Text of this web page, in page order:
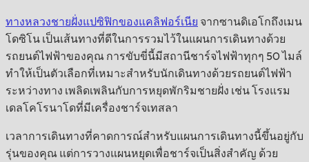
ทางหลวงชายฝั่งแปซิฟิกของแคลิฟอร์เนีย จากซานดิเอโกถึงเมน
โดซิโน เป็นเส้นทางที่ดีในการรวมไว้ในแผนการเดินทางด้วย
รถยนต์ไฟฟ้าของคุณ การขับขี่นี้มีสถานีชาร์จไฟฟ้าทุกๆ 50 ไมล์
ทำให้เป็นตัวเลือกที่เหมาะสำหรับนักเดินทางด้วยรถยนต์ไฟฟ้า
ระหว่างทาง เพลิดเพลินกับการหยุดพักริมชายฝั่ง เช่น โรงแรม
เดลโคโรนาโดที่มีเครื่องชาร์จเทสลา
เวลาการเดินทางที่คาดการณ์สำหรับแผนการเดินทางนี้ขึ้นอยู่กับ
รุ่นของคุณ แต่การวางแผนหยุดเพื่อชาร์จเป็นสิ่งสำคัญ ด้วย